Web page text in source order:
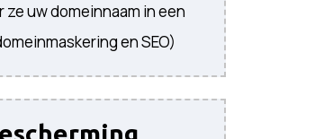
uw domeinnaam in een
en SEO)